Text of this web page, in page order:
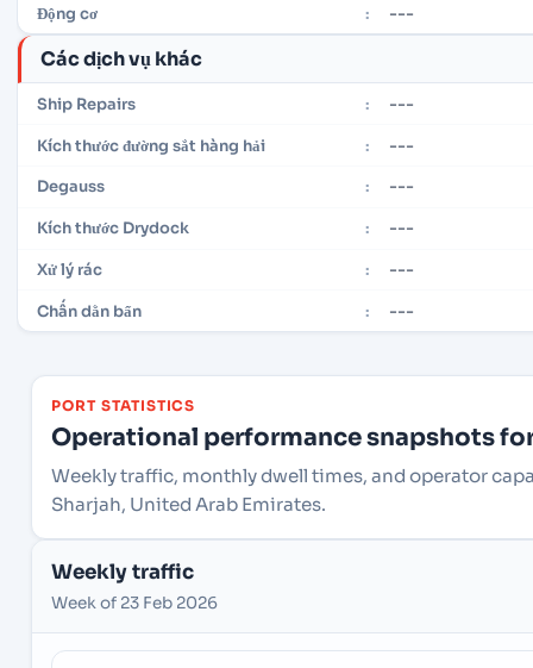
Động cơ : ---
Các dịch vụ khác
Ship Repairs : ---
Kích thước đường sắt hàng hải : ---
Degauss : ---
Kích thước Drydock : ---
Xử lý rác : ---
Chấn dằn bẩn : ---
PORT STATISTICS
Operational performance snapshots
Weekly traffic, monthly dwell times, and operator
Sharjah, United Arab Emirates.
Weekly traffic
Week of 23 Feb 2026